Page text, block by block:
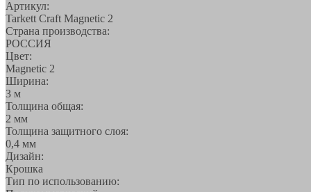
Артикул:
Tarkett Craft Magnetic 2
Страна производства:
РОССИЯ
Цвет:
Magnetic 2
Ширина:
3 м
Толщина общая:
2 мм
Толщина защитного слоя:
0,4 мм
Дизайн:
Крошка
Тип по использованию: